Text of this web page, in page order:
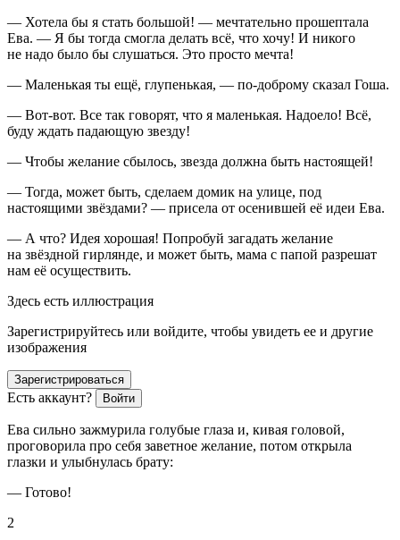
— Хотела бы я стать большой! — мечтательно прошептала
Ева. — Я бы тогда смогла делать всё, что хочу! И никого
не надо было бы слушаться. Это просто мечта!
— Маленькая ты ещё, глупенькая, — по-доброму сказал Гоша.
— Вот-вот. Все так говорят, что я маленькая. Надоело! Всё,
буду ждать падающую звезду!
— Чтобы желание сбылось, звезда должна быть настоящей!
— Тогда, может быть, сделаем домик на улице, под
настоящими звёздами? — присела от осенившей её идеи Ева.
— А что? Идея хорошая! Попробуй загадать желание
на звёздной гирлянде, и может быть, мама с папой разрешат
нам её осуществить.
Здесь есть иллюстрация
Зарегистрируйтесь или войдите, чтобы увидеть ее и другие
изображения
Зарегистрироваться
Есть аккаунт? Войти
Ева сильно зажмурила голубые глаза и, кивая головой,
проговорила про себя заветное желание, потом открыла
глазки и улыбнулась брату:
— Готово!
2